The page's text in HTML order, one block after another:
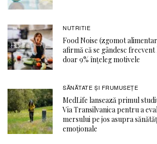
NUTRITIE
Food Noise (zgomot
afirmă că se gândesc
doar 9% înțeleg motivele
SĂNĂTATE ŞI FRUMUSEȚE
MedLife lansează primul
Via Transilvanica pentru a
mersului pe jos asupra
emoționale